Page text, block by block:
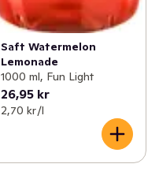
Saft Watermelon
Lemonade
1000 ml, Fun Light
26,95 kr
2,70 kr /l